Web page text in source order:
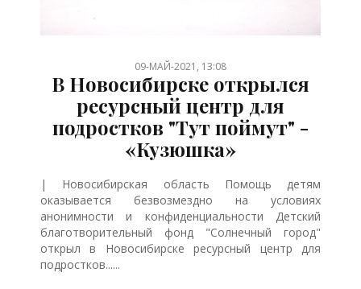
09-МАЙ-2021, 13:08
В Новосибирске открылся
ресурсный центр для
подростков "Тут поймут" -
«Кузюшка»
| Новосибирская область Помощь детям
оказывается безвозмездно на условиях
анонимности и конфиденциальности Детский
благотворительный фонд "Солнечный город"
открыл в Новосибирске ресурсный центр для
подростков......